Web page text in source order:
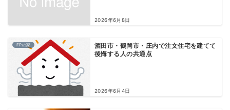
2026年6月8日
FPの家
酒田市・鶴岡市・庄内で注文住宅を建てて
後悔する人の共通点
2026年6月4日